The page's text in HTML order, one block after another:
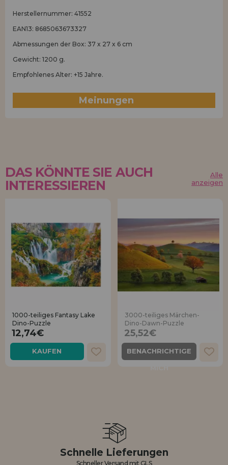
Herstellernummer: 41552
EAN13: 8685063673327
Abmessungen der Box: 37 x 27 x 6 cm
Gewicht: 1200 g.
Empfohlenes Alter: +15 Jahre.
Meinungen
DAS KÖNNTE SIE AUCH
INTERESSIEREN
Alle
anzeigen
1000-teiliges Fantasy Lake
Dino-Puzzle
12,74€
KAUFEN
3000-teiliges Märchen-
Dino-Dawn-Puzzle
25,52€
BENACHRICHTIGE
Schnelle Lieferungen
Schneller Versand mit GLS